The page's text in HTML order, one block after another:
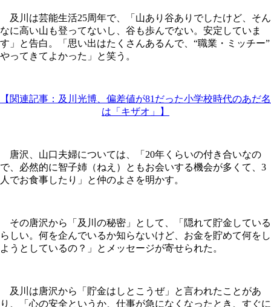
及川は芸能生活25周年で、「山あり谷ありでしたけど、そん
なに高い山も登ってないし、谷も歩んでない。安定していま
す」と告白。「思い出はたくさんあるんで、“職業・ミッチー”
やってきてよかった」と笑う。
【関連記事：及川光博、偏差値が81だった小学校時代のあだ名
は「キザオ」】
唐沢、山口夫婦については、「20年くらいの付き合いなの
で、必然的に智子姉（ねえ）ともお会いする機会が多くて、3
人でお食事したり」と仲のよさを明かす。
その唐沢から「及川の秘密」として、「隠れて貯金している
らしい。何を企んでいるか知らないけど、お金を貯めて何をし
ようとしているの？」とメッセージが寄せられた。
及川は唐沢から「貯金はしとこうぜ」と言われたことがあ
り、「心の安全というか、仕事が急になくなったとき、すぐに